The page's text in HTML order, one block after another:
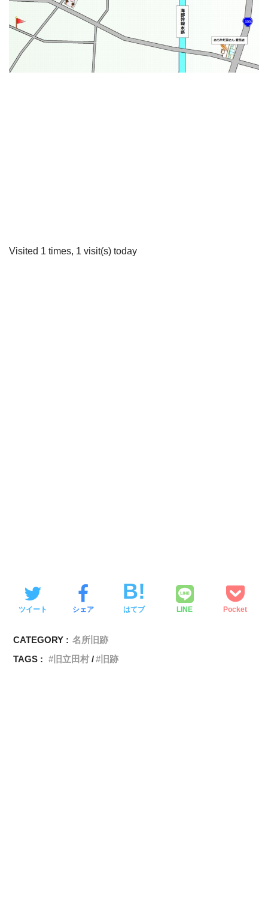
Visited 1 times, 1 visit(s) today
ツイート シェア はてブ LINE Pocket
CATEGORY : 名所旧跡
TAGS :
旧立田村 旧跡